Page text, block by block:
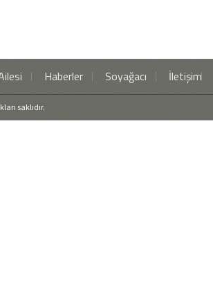
Haberler Soyağacı İletişim
saklıdır.